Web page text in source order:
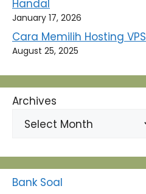
Handal
January 17, 2026
Cara Memilih Hosting VPS
August 25, 2025
Archives
Bank Soal